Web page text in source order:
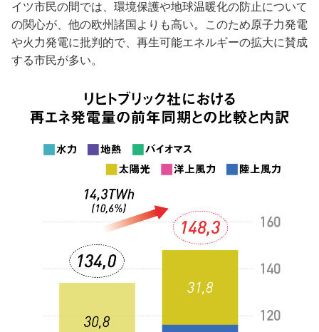
イツ市民の間では、環境保護や地球温暖化の防止について
の関心が、他の欧州諸国よりも高い。このため原子力発電
や火力発電に批判的で、再生可能エネルギーの拡大に賛成
する市民が多い。